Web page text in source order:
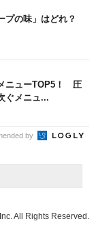
プの味」はどれ？
ニューTOP5！ 圧
ぐメニュ...
by
All Rights Reserved.